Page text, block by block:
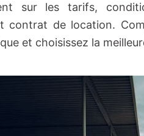
sur les tarifs,
contrat de location.
et choisissez la